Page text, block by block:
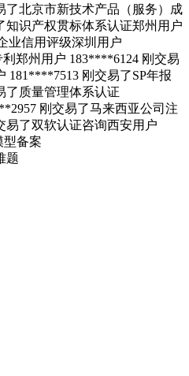
北京市新技术产品（服务）
成
知识产权贯标体系认证郑州用户
业信用评级深圳用户
郑州用户 183****6124 刚交易
181****7513 刚交易了SP年报
了质量管理体系认证
刚交易了马来西亚公司注
易了双软认证咨询西安用户
型备案
题